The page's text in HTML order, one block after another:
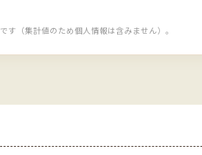
（集計値のため個人情報は含みません）。